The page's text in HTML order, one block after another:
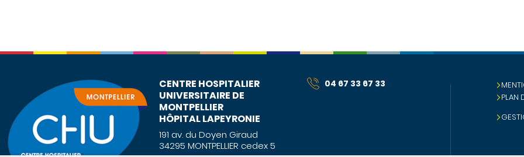
CENTRE HOSPITALIER
UNIVERSITAIRE DE
MONTPELLIER
HÔPITAL LAPEYRONIE
191 av. du Doyen Giraud
34295 MONTPELLIER cedex 5
04 67 33 67 33
PLAN